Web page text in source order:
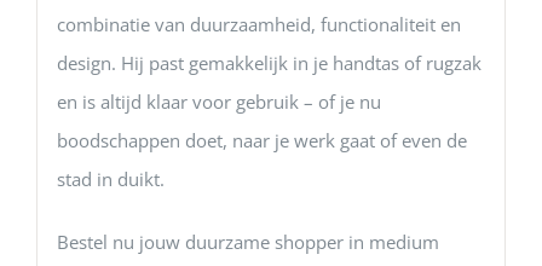
combinatie van duurzaamheid, functionaliteit en
design. Hij past gemakkelijk in je handtas of rugzak
en is altijd klaar voor gebruik – of je nu
boodschappen doet, naar je werk gaat of even de
stad in duikt.
Bestel nu jouw duurzame shopper in medium